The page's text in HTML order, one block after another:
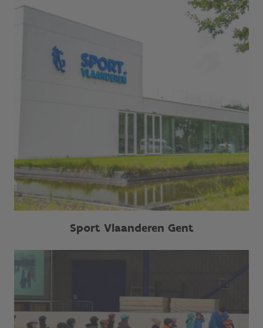
Sport Vlaanderen Gent